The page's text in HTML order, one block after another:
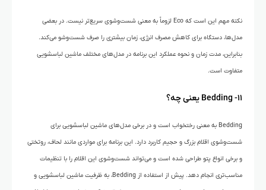
نکته مهم این است که Eco لزوماً به معنی شست‌وشوی سریع‌تر نیست. در بعضی
مدل‌ها، دستگاه برای کاهش مصرف انرژی، زمان بیشتری را صرف شست‌وشو می‌کند.
بنابراین، مدت زمان و نحوه عملکرد این برنامه در مدل‌های مختلف ماشین لباسشویی
متفاوت است.
۱۱- Bedding یعنی چه؟
Bedding به معنی رختخواب است و در برخی مدل‌های ماشین لباسشویی برای
شست‌وشوی اقلام بزرگ و حجیم کاربرد دارد. این برنامه برای مواردی مانند لحاف، روتختی
و برخی انواع پتو طراحی شده است و می‌تواند شست‌وشوی این اقلام را با تنظیمات
مناسب‌تری انجام دهد. پیش از استفاده از Bedding، به ظرفیت ماشین لباسشویی و